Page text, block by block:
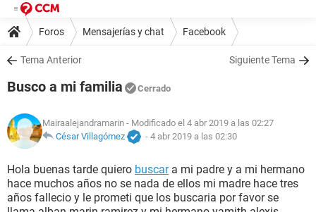
Foros Mensajerías y chat Facebook
Tema Anterior Siguiente Tema
Busco a mi familia Cerrado
Mairaalejandramarin - Modificado el 4 abr 2019 a las 02:27
César Villagómez
- 4 abr 2019 a las 02:30
Hola buenas tarde quiero buscara mi padre y a mi hermano
hace muchos años no se nada de ellos mi madre hace tres
años fallecio y le prometi que los buscaria por favor se